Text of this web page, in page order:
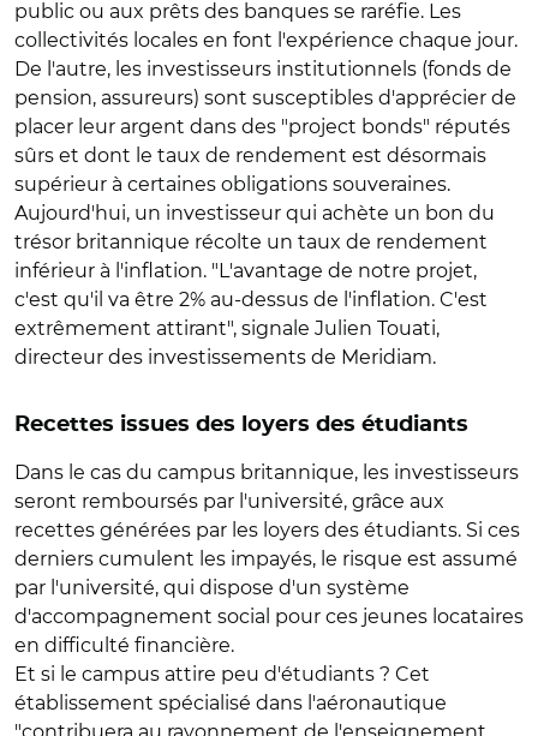
public ou aux prêts des banques se raréfie. Les
collectivités locales en font l'expérience chaque jour.
De l'autre, les investisseurs institutionnels (fonds de
pension, assureurs) sont susceptibles d'apprécier de
placer leur argent dans des "project bonds" réputés
sûrs et dont le taux de rendement est désormais
supérieur à certaines obligations souveraines.
Aujourd'hui, un investisseur qui achète un bon du
trésor britannique récolte un taux de rendement
inférieur à l'inflation. "L'avantage de notre projet,
c'est qu'il va être 2% au-dessus de l'inflation. C'est
extrêmement attirant", signale Julien Touati,
directeur des investissements de Meridiam.
Recettes issues des loyers des étudiants
Dans le cas du campus britannique, les investisseurs
seront remboursés par l'université, grâce aux
recettes générées par les loyers des étudiants. Si ces
derniers cumulent les impayés, le risque est assumé
par l'université, qui dispose d'un système
d'accompagnement social pour ces jeunes locataires
en difficulté financière.
Et si le campus attire peu d'étudiants ? Cet
établissement spécialisé dans l'aéronautique